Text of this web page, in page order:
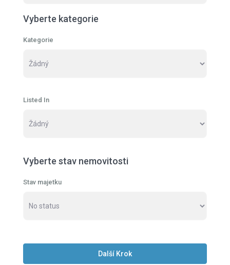
Vyberte kategorie
Kategorie
Listed In
Vyberte stav nemovitosti
Stav majetku
Další Krok